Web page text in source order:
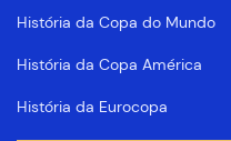
História da Copa do Mundo
História da Copa América
História da Eurocopa